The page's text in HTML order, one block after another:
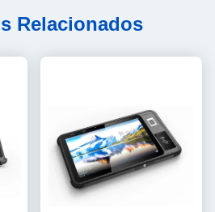
Relacionados